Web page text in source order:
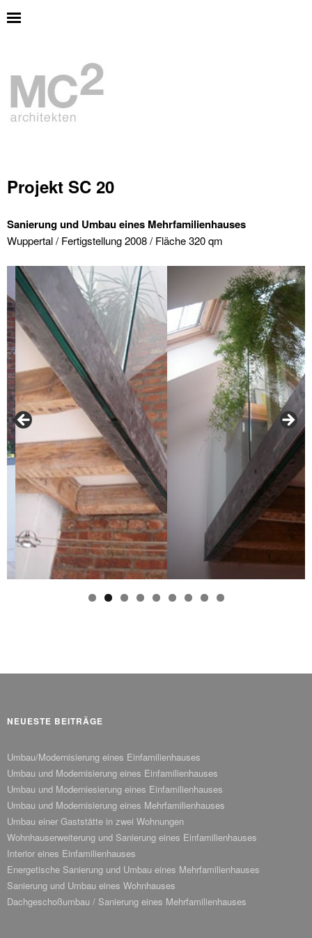
Projekt SC 20
Sanierung und Umbau eines Mehrfamilienhauses
Wuppertal / Fertigstellung 2008 / Fläche 320 qm
NEUESTE BEITRÄGE
Umbau/Modernisierung eines Einfamilienhauses
Umbau und Modernisierung eines Einfamilienhauses
Umbau und Moderniesierung eines Einfamilienhauses
Umbau und Modernisierung eines Mehrfamilienhauses
Umbau einer Gaststätte in zwei Wohnungen
Wohnhauserweiterung und Sanierung eines Einfamilienhauses
Interior eines Einfamilienhauses
Energetische Sanierung und Umbau eines Mehrfamilienhauses
Sanierung und Umbau eines Wohnhauses
Dachgeschoßumbau / Sanierung eines Mehrfamilienhauses